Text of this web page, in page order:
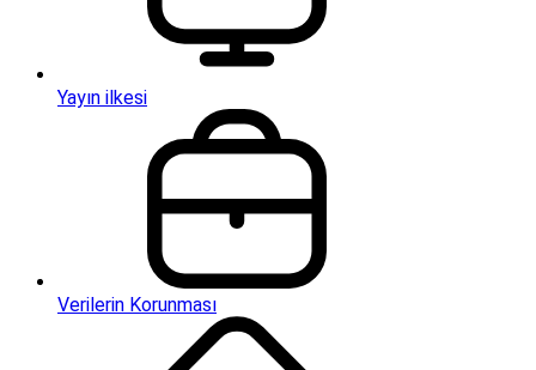
Yayın ilkesi
Verilerin Korunması